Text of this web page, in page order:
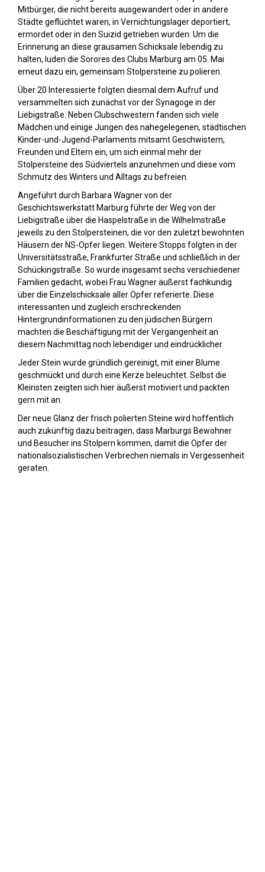
Mitbürger, die nicht bereits ausgewandert oder in andere
Städte geflüchtet waren, in Vernichtungslager deportiert,
ermordet oder in den Suizid getrieben wurden. Um die
Erinnerung an diese grausamen Schicksale lebendig zu
halten, luden die Sorores des Clubs Marburg am 05. Mai
erneut dazu ein, gemeinsam Stolpersteine zu polieren.
Über 20 Interessierte folgten diesmal dem Aufruf und
versammelten sich zunächst vor der Synagoge in der
Liebigstraße. Neben Clubschwestern fanden sich viele
Mädchen und einige Jungen des nahegelegenen, städtischen
Kinder-und-Jugend-Parlaments mitsamt Geschwistern,
Freunden und Eltern ein, um sich einmal mehr der
Stolpersteine des Südviertels anzunehmen und diese vom
Schmutz des Winters und Alltags zu befreien.
Angeführt durch Barbara Wagner von der
Geschichtswerkstatt Marburg führte der Weg von der
Liebigstraße über die Haspelstraße in die Wilhelmstraße
jeweils zu den Stolpersteinen, die vor den zuletzt bewohnten
Häusern der NS-Opfer liegen. Weitere Stopps folgten in der
Universitätsstraße, Frankfurter Straße und schließlich in der
Schückingstraße. So wurde insgesamt sechs verschiedener
Familien gedacht, wobei Frau Wagner äußerst fachkundig
über die Einzelschicksale aller Opfer referierte. Diese
interessanten und zugleich erschreckenden
Hintergrundinformationen zu den jüdischen Bürgern
machten die Beschäftigung mit der Vergangenheit an
diesem Nachmittag noch lebendiger und eindrücklicher.
Jeder Stein wurde gründlich gereinigt, mit einer Blume
geschmückt und durch eine Kerze beleuchtet. Selbst die
Kleinsten zeigten sich hier äußerst motiviert und packten
gern mit an.
Der neue Glanz der frisch polierten Steine wird hoffentlich
auch zukünftig dazu beitragen, dass Marburgs Bewohner
und Besucher ins Stolpern kommen, damit die Opfer der
nationalsozialistischen Verbrechen niemals in Vergessenheit
geraten.